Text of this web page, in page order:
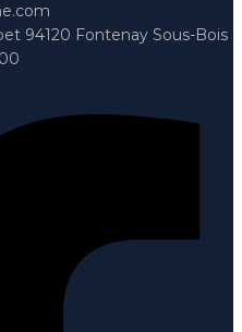
94120 Fontenay Sous-Bois